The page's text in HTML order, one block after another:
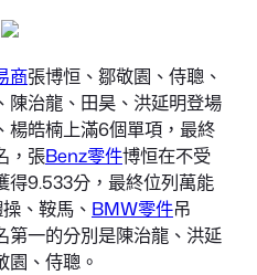
商張博恒、鄒敬園、侍聰、
陳治龍、田昊、洪延明登場
楊皓楠上滿6個單項，最終
，張Benz零件博恒在不受
得9.533分，最終位列萬能
、鞍馬、 BMW零件吊
第一的分別是陳治龍、洪延
園、侍聰。